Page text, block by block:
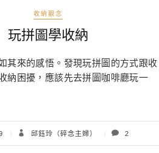
收納觀念
玩拼圖學收納
其來的感悟。發現玩拼圖的方式跟收
納困擾，應該先去拼圖咖啡廳玩一
邱鈺玲（碎念主婦） 2